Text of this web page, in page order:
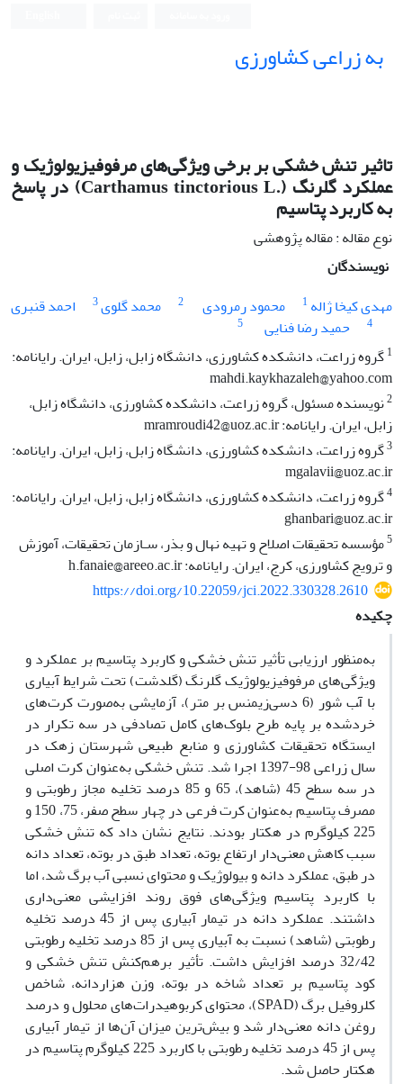
به زراعی کشاورزی
تاثیر تنش خشکی بر برخی ویژگی‌‌های مرفوفیزیولوژیک و
عملکرد گلرنگ (.Carthamus tinctorious L) در پاسخ
به کاربرد پتاسیم
نوع مقاله : مقاله پژوهشی
نویسندگان
مهدی کیخا ژاله 1 محمود رمرودی 2 محمد گلوی3 احمد قنبری
4 حمید رضا فنایی
5
1گروه زراعت، دانشکده کشاورزی، دانشگاه زابل، زابل، ایران. رایانامه:
mahdi.kaykhazaleh@yahoo.com
2نویسنده مسئول، گروه زراعت، دانشکده کشاورزی، دانشگاه زابل،
زابل، ایران. رایانامه: mramroudi42@uoz.ac.ir
3گروه زراعت، دانشکده کشاورزی، دانشگاه زابل، زابل، ایران. رایانامه:
mgalavii@uoz.ac.ir
4گروه زراعت، دانشکده کشاورزی، دانشگاه زابل، زابل، ایران. رایانامه:
ghanbari@uoz.ac.ir
5مؤسسه تحقیقات اصلاح و تهیه نهال و بذر، سـازمان تحقیقات، آموزش
و ترویج کشاورزی، کرج، ایران. رایانامه: h.fanaie@areeo.ac.ir
https://doi.org/10.22059/jci.2022.330328.2610
چکیده
به‌منظور ارزیابی تأثیر تنش خشکی و کاربرد پتاسیم بر عملکرد و
ویژگی‌های مرفوفیزیولوژیک گلرنگ (گلدشت) تحت شرایط آبیاری
با آّب شور (6 دسی‌زیمنس بر متر)، آزمایشی به‌صورت کرت‌های
خردشده بر پایه طرح بلوک‌های کامل تصادفی در سه تکرار در
ایستگاه تحقیقات کشاورزی و منابع طبیعی شهرستان زهک در
سال زراعی 98-1397 اجرا شد. تنش خشکی به‌عنوان کرت اصلی
در سه سطح 45 (شاهد)، 65 و 85 درصد تخلیه مجاز رطوبتی و
مصرف پتاسیم به‌عنوان کرت فرعی در چهار سطح صفر، 75، 150 و
225 کیلوگرم در هکتار بودند. نتایج نشان داد که تنش خشکی
سبب کاهش معنی‌دار ارتفاع بوته، تعداد طبق در بوته، تعداد دانه
در طبق، عملکرد دانه و بیولوژیک و محتوای نسبی آب برگ شد، اما
با کاربرد پتاسیم ویژگی‌های فوق روند افزایشی معنی‌داری
داشتند. عملکرد دانه در تیمار آبیاری پس از 45 درصد تخلیه
رطوبتی (شاهد) نسبت به آبیاری پس از 85 درصد تخلیه رطوبتی
32/42 درصد افزایش داشت. تأثیر برهم‌کنش تنش خشکی و
کود پتاسیم بر تعداد شاخه در بوته، وزن هزاردانه، شاخص
کلروفیل برگ (SPAD)، محتوای کربوهیدرات‌های محلول و درصد
روغن دانه معنی‌دار شد و بیش‌ترین میزان آن‌ها از تیمار آبیاری
پس از 45 درصد تخلیه رطوبتی با کاربرد 225 کیلوگرم پتاسیم در
هکتار حاصل شد.